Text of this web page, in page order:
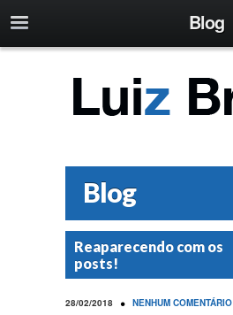
Blog
Blog
Reaparecendo com os
posts!
28/02/2018 • NENHUM COMENTÁRIO